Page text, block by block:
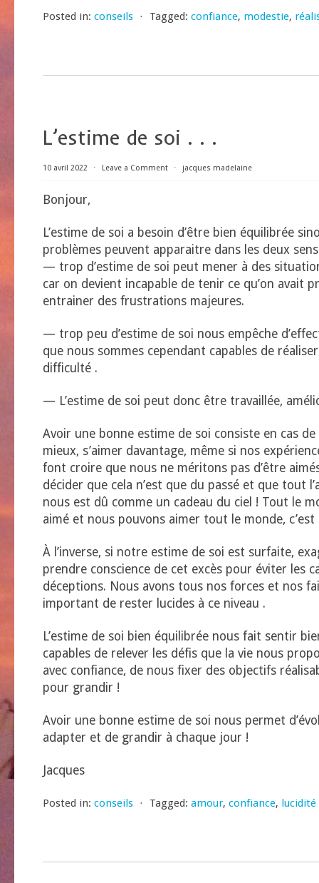
Posted in: conseils ⋅ Tagged: confiance, modestie,
L’estime de soi . . .
10 avril 2022 ⋅ Leave a Comment ⋅ jacques madelaine
Bonjour,
L’estime de soi a besoin d’être bien équilibrée
problèmes peuvent apparaitre dans les deux
— trop d’estime de soi peut mener à des
car on devient incapable de tenir ce qu’on avait
entrainer des frustrations majeures.
— trop peu d’estime de soi nous empêche
que nous sommes cependant capables de
difficulté .
— L’estime de soi peut donc être travaillée,
Avoir une bonne estime de soi consiste en cas de
mieux, s’aimer davantage, même si nos
font croire que nous ne méritons pas d’être
décider que cela n’est que du passé et que tout
nous est dû comme un cadeau du ciel ! Tout le
aimé et nous pouvons aimer tout le monde,
À l’inverse, si notre estime de soi est surfaite,
prendre conscience de cet excès pour éviter les
déceptions. Nous avons tous nos forces et nos
important de rester lucides à ce niveau .
L’estime de soi bien équilibrée nous fait sentir
capables de relever les défis que la vie nous
avec confiance, de nous fixer des objectifs
pour grandir !
Avoir une bonne estime de soi nous permet
adapter et de grandir à chaque jour !
Jacques
Posted in: conseils ⋅ Tagged: amour, confiance, lucidité